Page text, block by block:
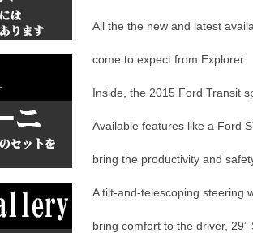
All the the new and latest
come to expect from Explorer.
Inside, the 2015 Ford Transit
Available features like a Ford
bring the productivity and
A tilt-and-telescoping steering
bring comfort to the driver,